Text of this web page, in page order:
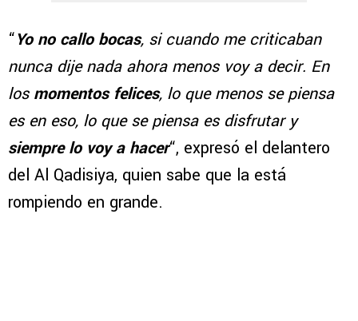
“Yo no callo bocas, si cuando me criticaban
nunca dije nada ahora menos voy a decir. En
losmomentos felices, lo que menos se piensa
es en eso, lo que se piensa es disfrutar y
siempre lo voy a hacer“, expresó el delantero
del Al Qadisiya, quien sabe que la está
rompiendo en grande.